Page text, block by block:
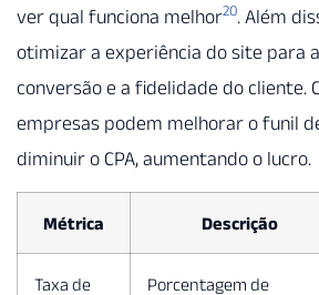
ver qual funciona melhor20. Além
otimizar a experiência do site para
conversão e a fidelidade do cliente.
empresas podem melhorar o funil
diminuir o CPA, aumentando o lucro.
Métrica Descrição
Taxa de
Porcentagem de